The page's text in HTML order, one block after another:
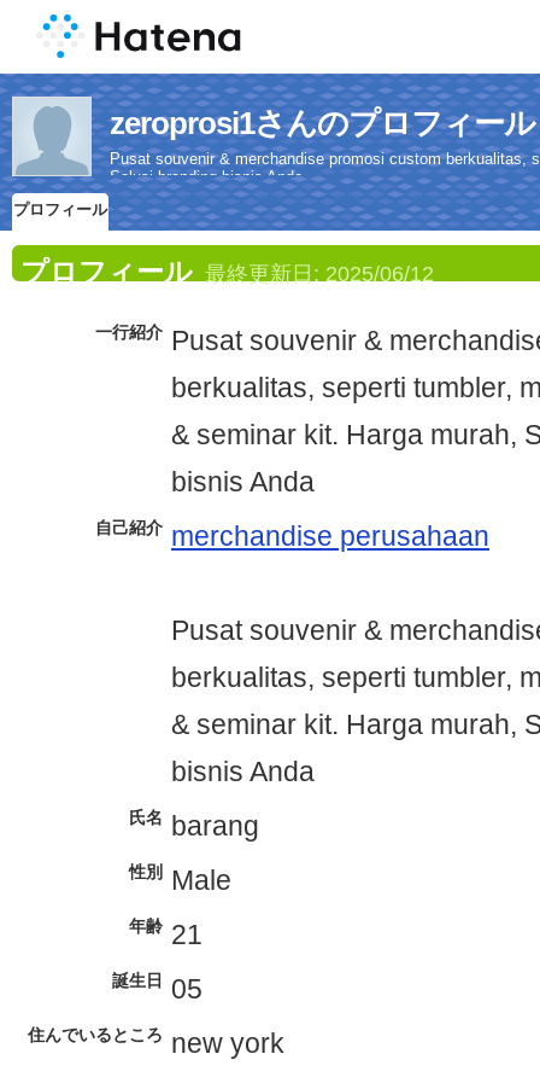
zeroprosi1さんのプロフィール
Pusat souvenir & merchandise promosi custom
Solusi branding bisnis Anda
プロフィール
プロフィール 最終更新日: 2025/06/12
一行紹介 Pusat souvenir &
berkualitas, seperti tumbler,
& seminar kit. Harga murah,
bisnis Anda
自己紹介 merchandise perusahaan
Pusat souvenir &
berkualitas, seperti tumbler,
& seminar kit. Harga murah,
bisnis Anda
氏名 barang
性別 Male
年齢 21
誕生日 05
住んでいるところ new york